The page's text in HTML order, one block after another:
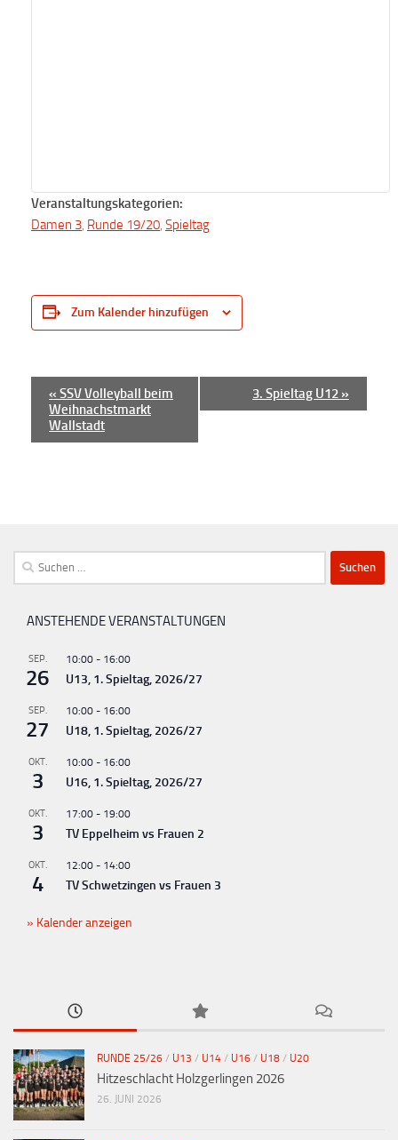
Veranstaltungskategorien:
Damen 3 Runde 19/20 Spieltag
Zum Kalender hinzufügen
r
a
t
n
-
a
i
a
i
« SSV Volleyball beim
Weihnachstmarkt
Wallstadt
3. Spieltag U12 »
Suchen
nach:
ANSTEHENDE VERANSTALTUNGEN
SEP.
26
10:00 - 16:00
U13, 1. Spieltag, 2026/27
SEP.
27
10:00 - 16:00
U18, 1. Spieltag, 2026/27
OKT.
3
10:00 - 16:00
U16, 1. Spieltag, 2026/27
OKT.
3
17:00 - 19:00
TV Eppelheim vs Frauen 2
OKT.
4
12:00 - 14:00
TV Schwetzingen vs Frauen 3
Kalender anzeigen
RUNDE 25/26 / U13 / U14 / U16 / U18 / U20
Hitzeschlacht Holzgerlingen 2026
26. JUNI 2026